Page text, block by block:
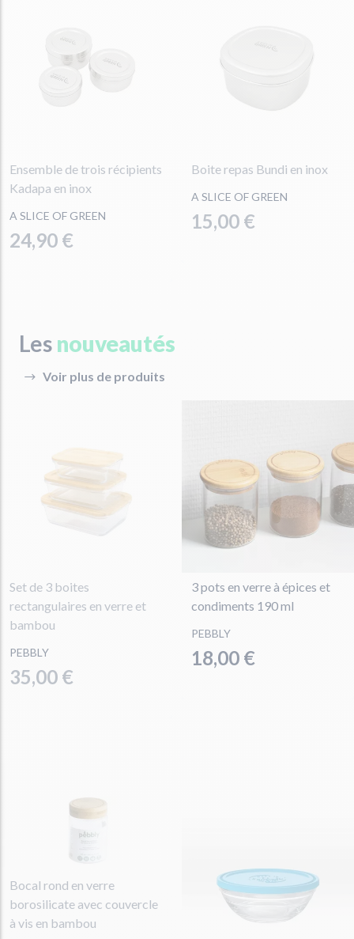
Ensemble de trois récipients
Kadapa en inox
A SLICE OF GREEN
24,90 €
Boite repas Bundi en inox
A SLICE OF GREEN
15,00 €
Les nouveautés
Voir plus de produits
Set de 3 boites
rectangulaires en verre et
bambou
PEBBLY
35,00 €
3 pots en verre à épices et
condiments 190 ml
PEBBLY
18,00 €
Bocal rond en verre
borosilicate avec couvercle
à vis en bambou